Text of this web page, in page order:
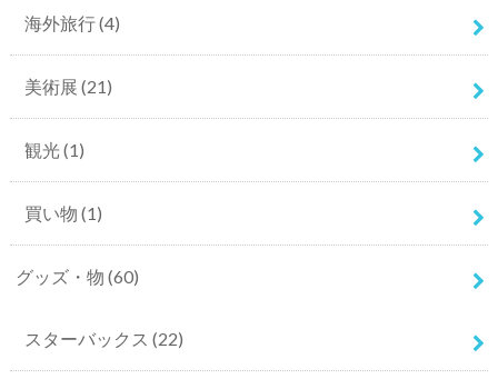
海外旅行(4)
美術展 (21)
観光(1)
買い物 (1)
グッズ・物 (60)
スターバックス (22)